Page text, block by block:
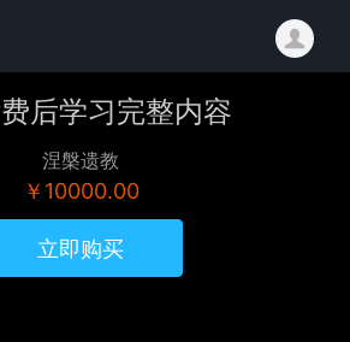
后学习完整内容
涅槃遗教
￥10000.00
立即购买